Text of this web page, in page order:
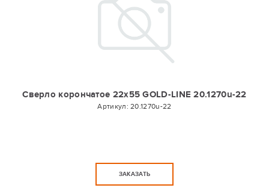
Сверло корончатое 22х55 GOLD-LINE 20.1270u-22
Артикул:20.1270u-22
ЗАКАЗАТЬ